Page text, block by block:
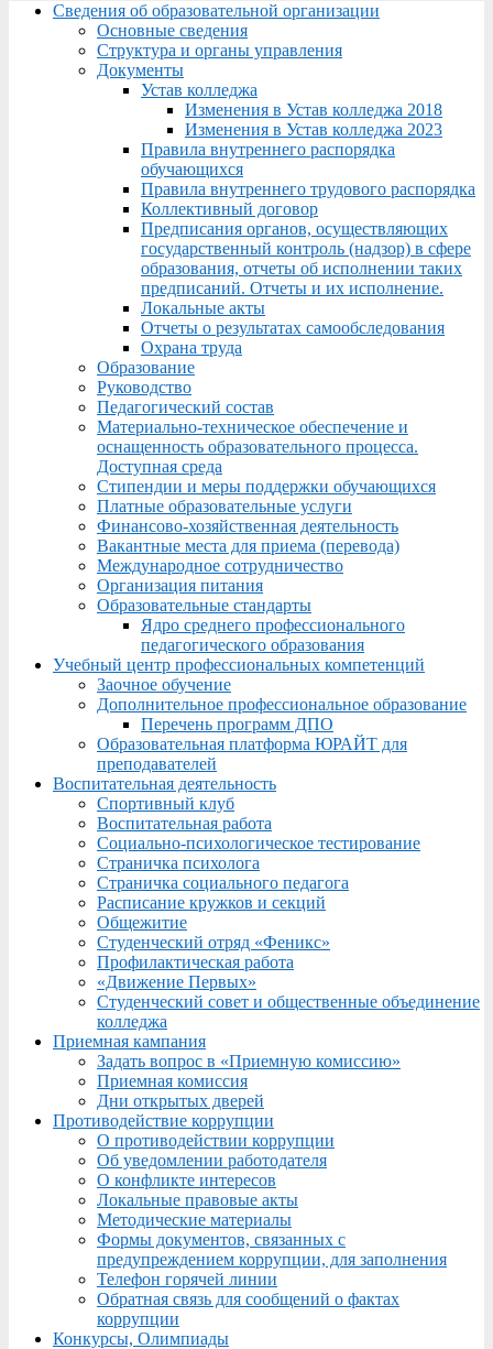
Menu
Сведения об образовательной организации
Основные сведения
Структура и органы управления
Документы
Устав колледжа
Изменения в Устав колледжа 2018
Изменения в Устав колледжа 2023
Правила внутреннего распорядка
обучающихся
Правила внутреннего трудового распорядка
Коллективный договор
Предписания органов, осуществляющих
государственный контроль (надзор) в сфере
образования, отчеты об исполнении таких
предписаний. Отчеты и их исполнение.
Локальные акты
Отчеты о результатах самообследования
Охрана труда
Образование
Руководство
Педагогический состав
Материально-техническое обеспечение и
оснащенность образовательного процесса.
Доступная среда
Стипендии и меры поддержки обучающихся
Платные образовательные услуги
Финансово-хозяйственная деятельность
Вакантные места для приема (перевода)
Международное сотрудничество
Организация питания
Образовательные стандарты
Ядро среднего профессионального
педагогического образования
Учебный центр профессиональных компетенций
Заочное обучение
Дополнительное профессиональное образование
Перечень программ ДПО
Образовательная платформа ЮРАЙТ для
преподавателей
Воспитательная деятельность
Спортивный клуб
Воспитательная работа
Социально-психологическое тестирование
Страничка психолога
Страничка социального педагога
Расписание кружков и секций
Общежитие
Студенческий отряд «Феникс»
Профилактическая работа
«Движение Первых»
Студенческий совет и общественные объединение
колледжа
Приемная кампания
Задать вопрос в «Приемную комиссию»
Приемная комиссия
Дни открытых дверей
Противодействие коррупции
О противодействии коррупции
Об уведомлении работодателя
О конфликте интересов
Локальные правовые акты
Методические материалы
Формы документов, связанных с
предупреждением коррупции, для заполнения
Телефон горячей линии
Обратная связь для сообщений о фактах
коррупции
Конкурсы, Олимпиады